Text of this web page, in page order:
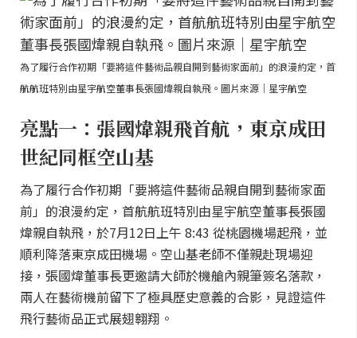
為了履行合作初期「要將這件藝術品親自開到藝術家面前」的浪漫約定，首
航航班特別由星宇航空董事長張國煒親自執飛。圖片來源｜星宇航空
亮點一：張國煒親飛首航，東京成田
世紀同框空山基
為了履行合作初期「要將這件藝術品親自開到藝術家面
前」的浪漫約定，首航航班特別由星宇航空董事長張國
煒親自執飛，於7月12日上午 8:43 從桃園機場起飛，並
順利降落東京成田機場。空山基老師不僅親赴現場迎
接，張國煒董事長更邀請大師於機艙內親筆簽名落款，
兩人在藝術機前留下了極具歷史意義的合影，見證這件
飛行藝術品正式展翅翱翔。